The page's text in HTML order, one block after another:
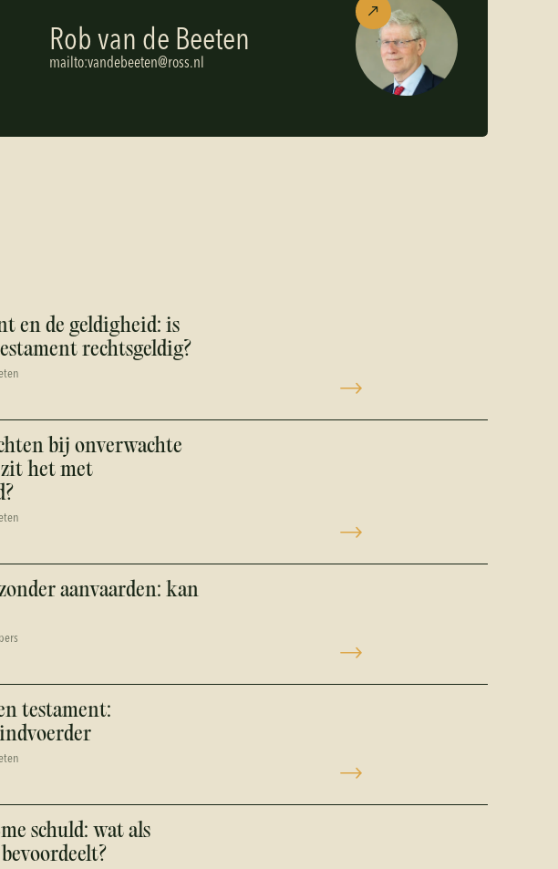
Rob van de Beeten
mailto:vandebeeten@ross.nl
en de geldigheid: is
rechtsgeldig?
bij onverwachte
het met
aanvaarden: kan
testament:
schuld: wat als